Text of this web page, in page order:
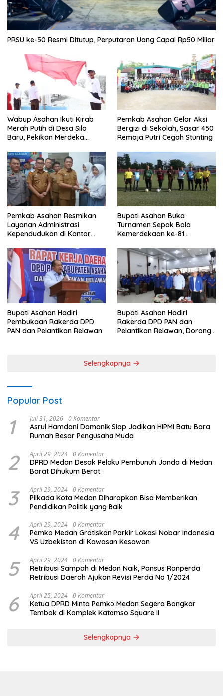
PRSU ke-50 Resmi Ditutup, Perputaran Uang Capai Rp50 Miliar
Wabup Asahan Ikuti Kirab
Merah Putih di Desa Silo
Baru, Pekikan Merdeka
Pemkab Asahan Gelar Aksi
Bergizi di Sekolah, Sasar 450
Remaja Putri Cegah Stunting
Pemkab Asahan Resmikan
Layanan Administrasi
Kependudukan di Kantor
Bupati Asahan Buka
Turnamen Sepak Bola
Kemerdekaan ke-81
0208/Asahan
Bupati Asahan Hadiri
Pembukaan Rakerda DPD
PAN dan Pelantikan Relawan
Bupati Asahan Hadiri
Rakerda DPD PAN dan
Pelantikan Relawan, Dorong
Selengkapnya
Popular Post
1 Juli 31, 2026 0 Komentar
Asrul Hamdani Damanik Siap Jadikan HIPMI Batu Bara
Rumah Besar Pengusaha Muda
2 April 29, 2024 0 Komentar
DPRD Medan Desak Pelaku Pembunuh Janda di Medan
Barat Dihukum Berat
3 April 29, 2024 0 Komentar
Pilkada Kota Medan Diharapkan Bisa Memberikan
Pendidikan Politik yang Baik
4 April 29, 2024 0 Komentar
Pemko Medan Gratiskan Parkir Lokasi Nobar Indonesia
VS Uzbekistan di Kawasan Kesawan
5 April 29, 2024 0 Komentar
Retribusi Sampah di Medan Naik, Pansus Ranperda
Retribusi Daerah Ajukan Revisi Perda No 1/2024
6 April 25, 2024 0 Komentar
Ketua DPRD Minta Pemko Medan Segera Bongkar
Tembok di Komplek Katamso Square II
Selengkapnya